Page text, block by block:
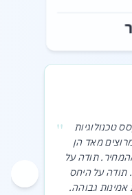
"
טכנולוגיות
מאד הן
תודה על
תודה על היחס
גבוהה.